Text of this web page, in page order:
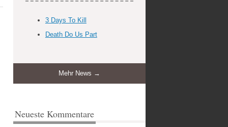
3 Days To Kill
Death Do Us Part
Mehr News →
Neueste Kommentare